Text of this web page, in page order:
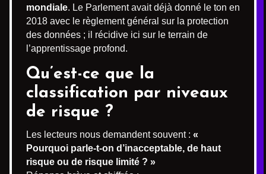
mondiale. Le Parlement avait déjà donné le ton en
2018 avec le règlement général sur la protection
des données ; il récidive ici sur le terrain de
l’apprentissage profond.
Qu’est-ce que la
classification par niveaux
de risque ?
Les lecteurs nous demandent souvent : «
Pourquoi parle-t-on d’inacceptable, de haut
risque ou de risque limité ? »